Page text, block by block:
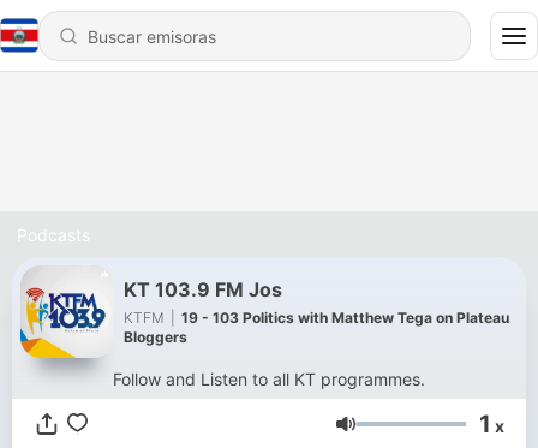
Podcasts
KT 103.9 FM Jos
KTFM
19 - 103 Politics with Matthew Tega on Plateau
Bloggers
Follow and Listen to all KT programmes.
Volumen 1 x